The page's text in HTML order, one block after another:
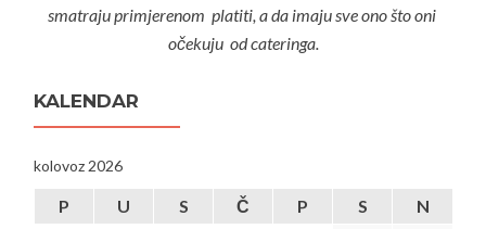
smatraju primjerenom platiti, a da imaju sve ono što oni
očekuju od cateringa.
KALENDAR
kolovoz 2026
P U S Č P S
N